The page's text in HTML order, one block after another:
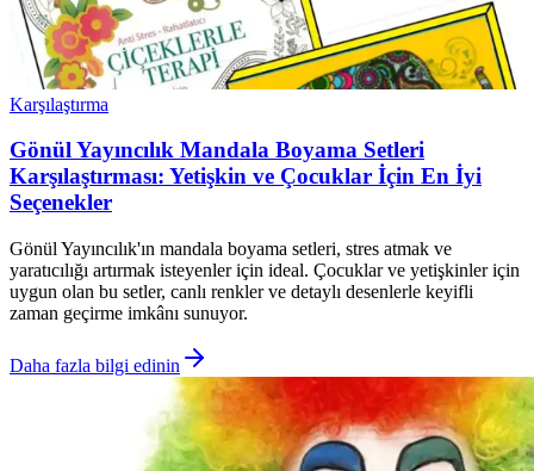
Karşılaştırma
Gönül Yayıncılık Mandala Boyama Setleri
Karşılaştırması: Yetişkin ve Çocuklar İçin En İyi
Seçenekler
Gönül Yayıncılık'ın mandala boyama setleri, stres atmak ve
yaratıcılığı artırmak isteyenler için ideal. Çocuklar ve yetişkinler için
uygun olan bu setler, canlı renkler ve detaylı desenlerle keyifli
zaman geçirme imkânı sunuyor.
Daha fazla bilgi edinin